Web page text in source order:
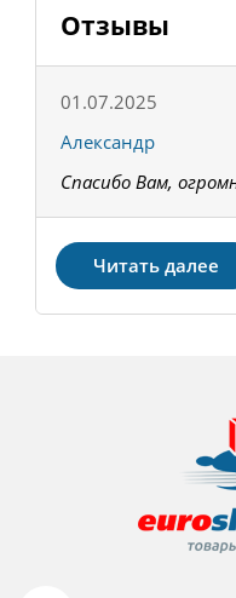
Отзывы
01.07.2025
Александр
Спасибо Вам,
Читать далее